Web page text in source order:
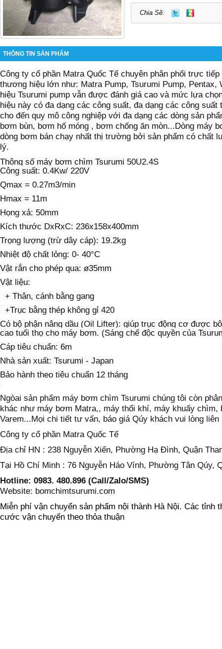
Chia Sẽ:
THÔNG TIN SẢN PHẨM
Công ty cổ phần Matra Quốc Tế chuyên phân phối trực
thương hiệu lớn như: Matra Pump, Tsurumi Pump, Pentax,
hiệu Tsurumi pump vẫn được đánh giá cao và mức lựa
hiệu này có đa dạng các công suất, đa dạng các công suất
cho đến quy mô công nghiệp với đa dạng các dòng sản
bơm bùn, bơm hố móng , bơm chống ăn mòn...Dòng máy
dòng bơm bán chạy nhất thị trường bởi sản phẩm có chất
lý.
Thông số máy bơm chìm Tsurumi 50U2.4S
Công suất: 0.4Kw/ 220V
Qmax = 0.27m3/min
Hmax = 11m
Họng xả: 50mm
Kích thước DxRxC: 236x158x400mm
Trọng lượng (trừ dây cáp): 19.2kg
Nhiệt độ chất lỏng: 0- 40°C
Vật rắn cho phép qua: ø35mm
Vật liệu:
+ Thân, cánh bằng gang
+Trục bằng thép không gỉ 420
Có bộ phận nâng dầu (Oil Lifter): giúp trục động cơ được
cao tuổi thọ cho máy bơm. (Sáng chế độc quyền của
Cáp tiêu chuẩn: 6m
Nhà sản xuất: Tsurumi - Japan
Bảo hành theo tiêu chuẩn 12 tháng
Ngòai sản phẩm máy bơm chìm Tsurumi chúng tôi còn
khác như máy bơm Matra,, máy thổi khí, máy khuấy chìm,
Varem...Mọi chi tiết tư vấn, báo giá Qúy khách vui lòng liên
Công ty cổ phần Matra Quốc Tế
Địa chỉ HN : 238 Nguyễn Xiển, Phường Hạ Đình, Quận
Tại Hồ Chí Minh : 76 Nguyễn Háo Vính, Phường Tân Qúy,
Hotline: 0983. 480.896 (Call/Zalo/SMS)
Website: bomchimtsurumi.com
Miễn phí vận chuyển sản phẩm nội thành Hà Nội. Các tỉnh
cước vận chuyển theo thỏa thuận